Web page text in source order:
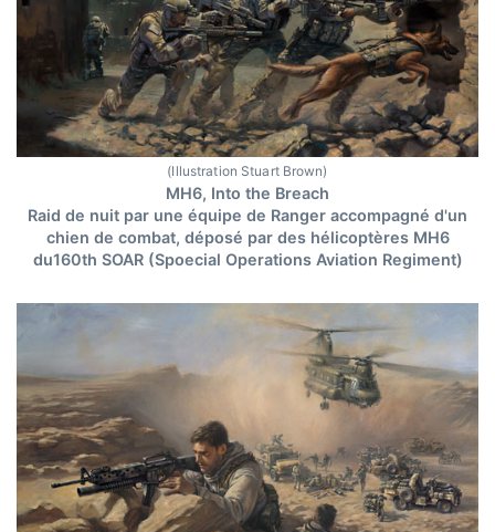
(Illustration Stuart Brown)
MH6, Into the Breach
Raid de nuit par une équipe de Ranger accompagné d'un
chien de combat, déposé par des hélicoptères MH6
du160th SOAR (Spoecial Operations Aviation Regiment)